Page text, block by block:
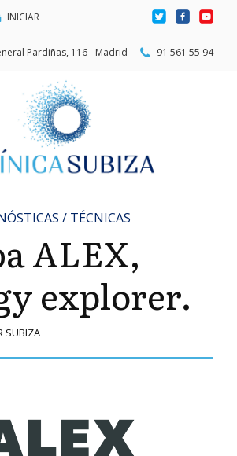
INICIAR
Pardiñas, 116 - Madrid 91 561 55 94
/ TÉCNICAS
ALEX,
explorer.
SUBIZA